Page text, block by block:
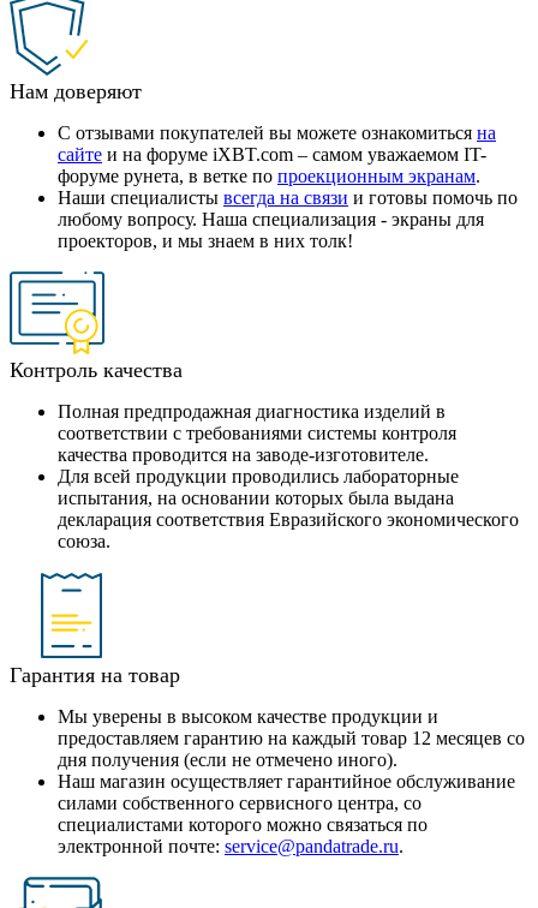
Нам доверяют
С отзывами покупателей вы можете ознакомиться на
сайте и на форуме iXBT.com – самом уважаемом IT-
форуме рунета, в ветке по проекционным экранам.
Наши специалисты всегда на связи и готовы помочь по
любому вопросу. Наша специализация - экраны для
проекторов, и мы знаем в них толк!
Контроль качества
Полная предпродажная диагностика изделий в
соответствии с требованиями системы контроля
качества проводится на заводе-изготовителе.
Для всей продукции проводились лабораторные
испытания, на основании которых была выдана
декларация соответствия Евразийского экономического
союза.
Гарантия на товар
Мы уверены в высоком качестве продукции и
предоставляем гарантию на каждый товар 12 месяцев со
дня получения (если не отмечено иного).
Наш магазин осуществляет гарантийное обслуживание
силами собственного сервисного центра, со
специалистами которого можно связаться по
электронной почте: service@pandatrade.ru.